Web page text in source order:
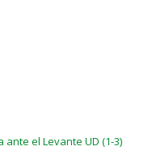
el Levante UD (1-3)